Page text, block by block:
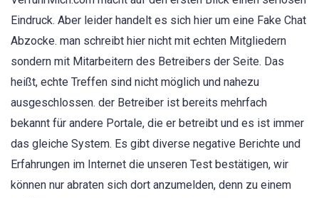
Eindruck. Aber leider handelt es sich hier um eine Fake Chat
Abzocke. man schreibt hier nicht mit echten Mitgliedern
sondern mit Mitarbeitern des Betreibers der Seite. Das
heißt, echte Treffen sind nicht möglich und nahezu
ausgeschlossen. der Betreiber ist bereits mehrfach
bekannt für andere Portale, die er betreibt und es ist immer
das gleiche System. Es gibt diverse negative Berichte und
Erfahrungen im Internet die unseren Test bestätigen, wir
können nur abraten sich dort anzumelden, denn zu einem